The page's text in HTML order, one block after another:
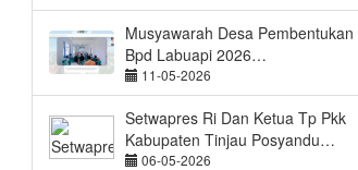
Musyawarah Desa Pembentukan
Bpd Labuapi 2026…
11-05-2026
Setwapres Ri Dan Ketua Tp Pkk
Kabupaten Tinjau Posyandu…
06-05-2026